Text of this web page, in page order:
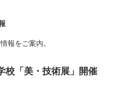
報をご案内。
校「美・技術展」開催